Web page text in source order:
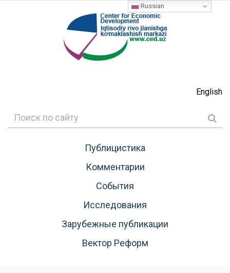
English
Публицистика
Комментарии
События
Исследования
Зарубежные публикации
Вектор Реформ
Russian